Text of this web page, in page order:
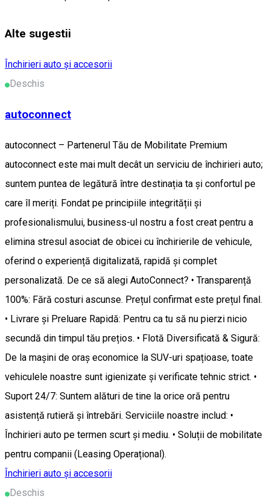
Alte sugestii
Închirieri auto și accesorii
Deschis
autoconnect
autoconnect – Partenerul Tău de Mobilitate Premium
autoconnect este mai mult decât un serviciu de închirieri auto;
suntem puntea de legătură între destinația ta și confortul pe
care îl meriți. Fondat pe principiile integrității și
profesionalismului, business-ul nostru a fost creat pentru a
elimina stresul asociat de obicei cu închirierile de vehicule,
oferind o experiență digitalizată, rapidă și complet
personalizată. De ce să alegi AutoConnect? • Transparență
100%: Fără costuri ascunse. Prețul confirmat este prețul final.
• Livrare și Preluare Rapidă: Pentru ca tu să nu pierzi nicio
secundă din timpul tău prețios. • Flotă Diversificată & Sigură:
De la mașini de oraș economice la SUV-uri spațioase, toate
vehiculele noastre sunt igienizate și verificate tehnic strict. •
Suport 24/7: Suntem alături de tine la orice oră pentru
asistență rutieră și întrebări. Serviciile noastre includ: •
Închirieri auto pe termen scurt și mediu. • Soluții de mobilitate
pentru companii (Leasing Operațional).
Închirieri auto și accesorii
Deschis